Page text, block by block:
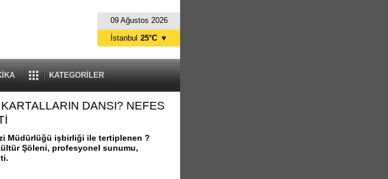
09 Ağustos 2026
KATEGORİLER
İstanbul 25°C ▼
DANSI? NEFES
Müdürlüğü işbirliği ile tertiplenen ?
Şöleni, profesyonel sunumu,